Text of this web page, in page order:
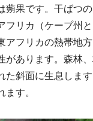
蒴果です。干ばつ
フリカ（ケープ州
アフリカの熱帯地方
があります。森林
た斜面に生息しま
ます。